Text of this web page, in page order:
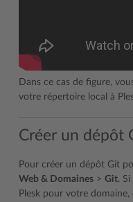
Dans ce cas de figure,
votre répertoire local à
Créer un dépôt
Pour créer un dépôt Git
Web & Domaines > Git.
Plesk pour votre